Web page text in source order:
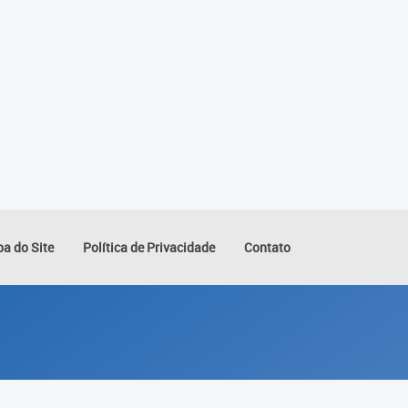
do Site Política de Privacidade Contato